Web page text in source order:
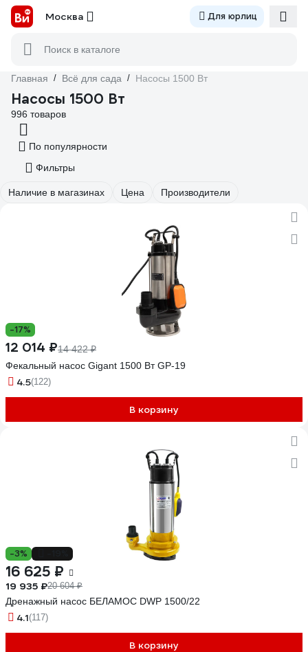
Москва Для юрлиц
Поиск в каталоге
Главная / Всё для сада / Насосы 1500 Вт
Насосы 1500 Вт
996 товаров
По популярности
Фильтры
Наличие в магазинах Цена Производители
-17%
12 014 ₽14 422 ₽
Фекальный насос Gigant 1500 Вт GP-19
4.5(122)
В корзину
-3%
16 625 ₽
19 935 ₽20 604 ₽
Дренажный насос БЕЛАМОС DWP 1500/22
4.1(117)
В корзину